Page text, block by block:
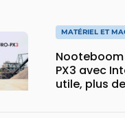
MATÉRIEL ET
Nooteboom
PX3 avec
utile, plus